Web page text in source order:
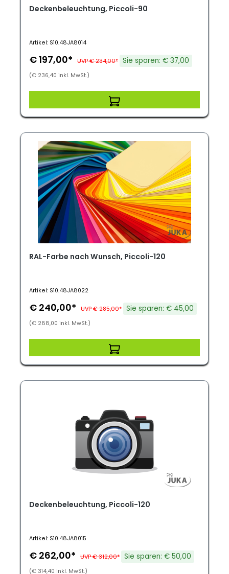
Deckenbeleuchtung, Piccoli-90
Artikel: S10.48JA8014
€ 197,00* UVP € 234,00* Sie sparen: € 37,00
(€ 236,40 inkl. MwSt.)
RAL-Farbe nach Wunsch, Piccoli-120
Artikel: S10.48JA8022
€ 240,00* UVP € 285,00* Sie sparen: € 45,00
(€ 288,00 inkl. MwSt.)
Deckenbeleuchtung, Piccoli-120
Artikel: S10.48JA8015
€ 262,00* UVP € 312,00* Sie sparen: € 50,00
(€ 314,40 inkl. MwSt.)